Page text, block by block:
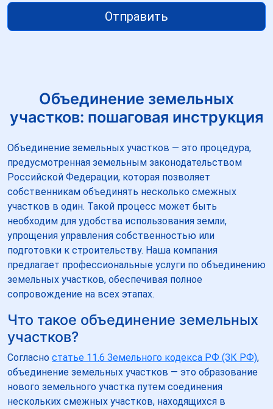
Отправить
Объединение земельных
участков: пошаговая инструкция
Объединение земельных участков — это процедура,
предусмотренная земельным законодательством
Российской Федерации, которая позволяет
собственникам объединять несколько смежных
участков в один. Такой процесс может быть
необходим для удобства использования земли,
упрощения управления собственностью или
подготовки к строительству. Наша компания
предлагает профессиональные услуги по объединению
земельных участков, обеспечивая полное
сопровождение на всех этапах.
Что такое объединение земельных
участков?
Согласно статье 11.6 Земельного кодекса РФ (ЗК РФ),
объединение земельных участков — это образование
нового земельного участка путем соединения
нескольких смежных участков, находящихся в